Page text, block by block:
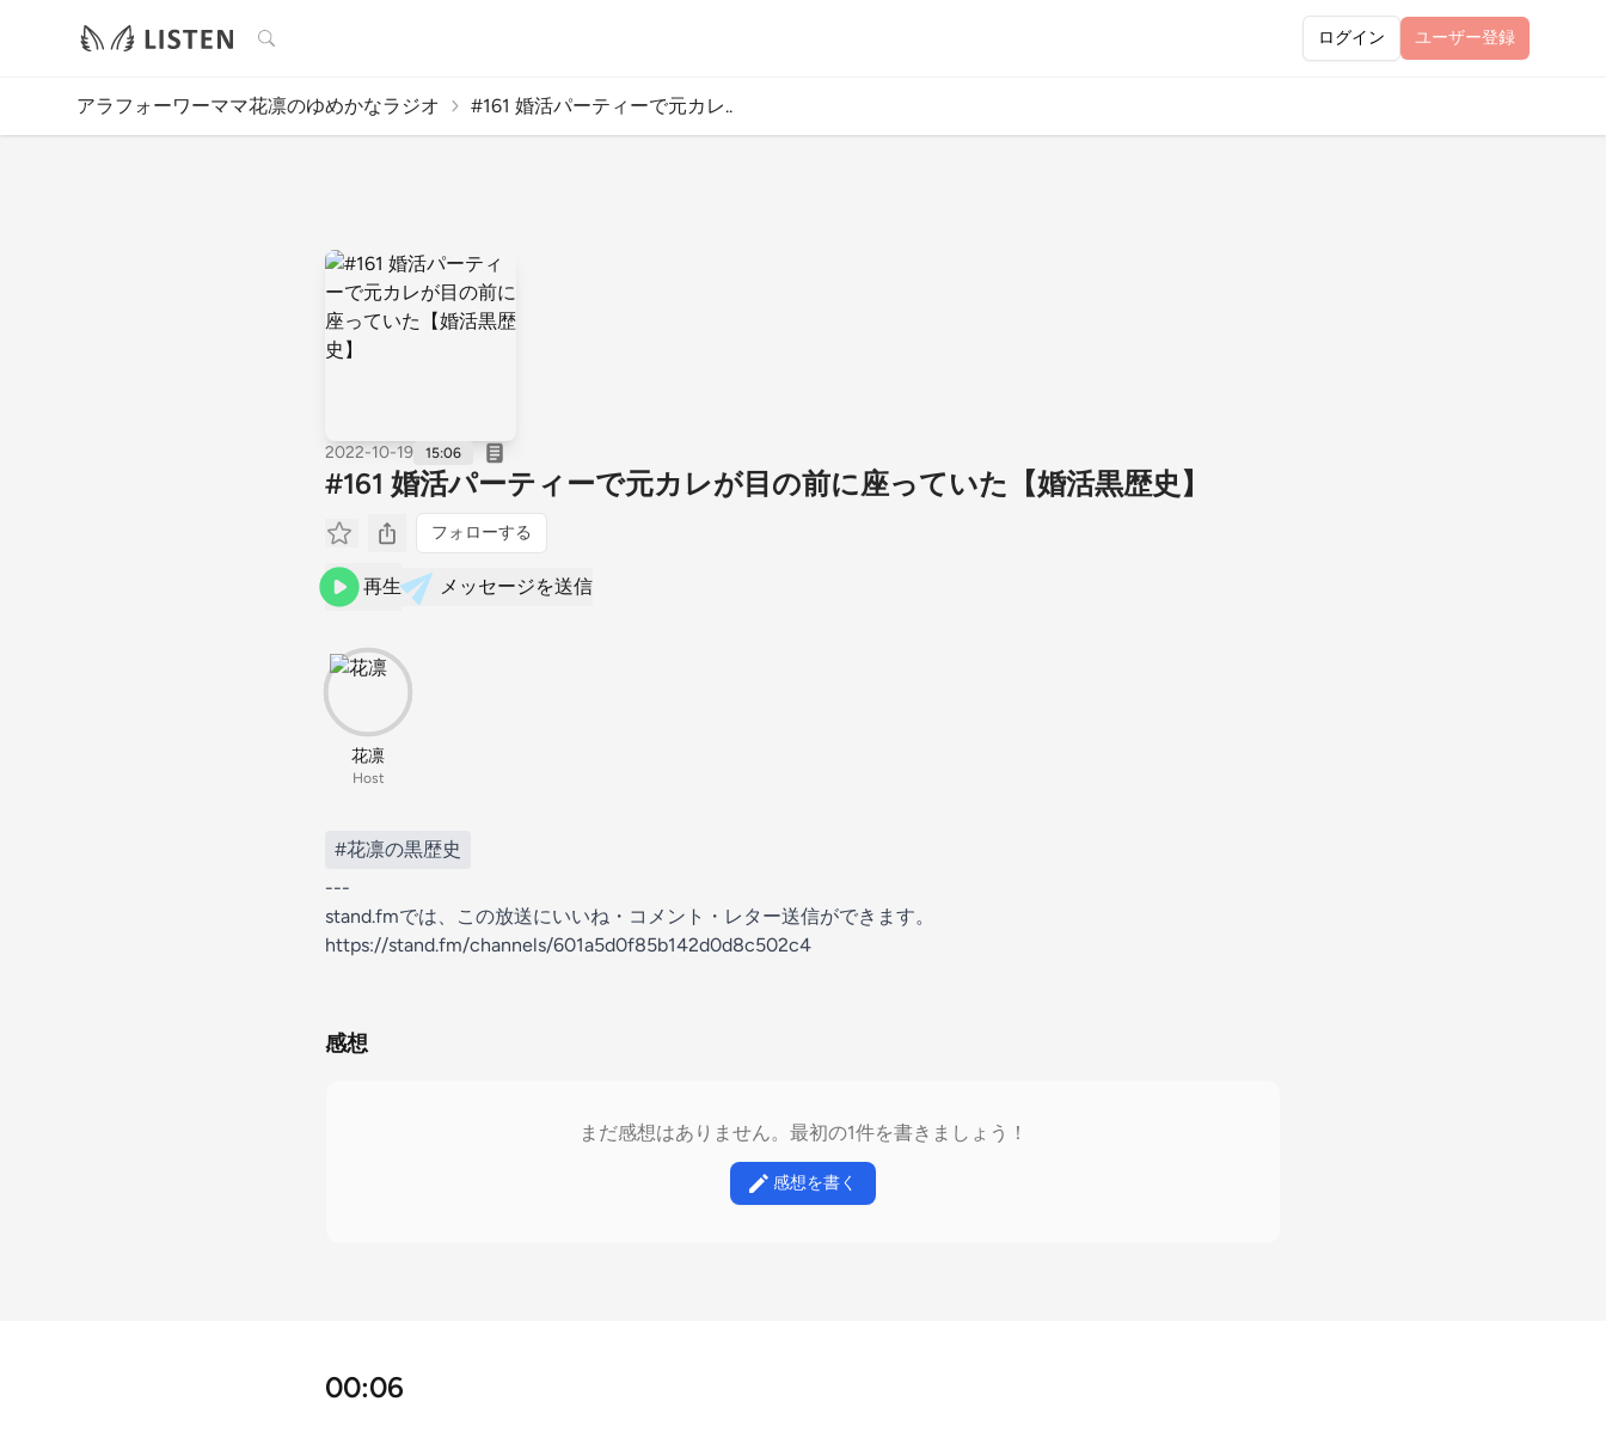
検索 ログイン ユーザー登録
アラフォーワーママ花凛のゆめかなラジオ #161 婚活パーティーで元カレ..
2022-10-19 15:06
#161 婚活パーティーで元カレが目の前に座っていた【婚活黒歴史】
フォローする
再生 メッセージを送信
花凛
Host
#花凛の黒歴史
---
stand.fmでは、この放送にいいね・コメント・レター送信ができます。
https://stand.fm/channels/601a5d0f85b142d0d8c502c4
感想
まだ感想はありません。最初の1件を書きましょう！
感想を書く
00:06